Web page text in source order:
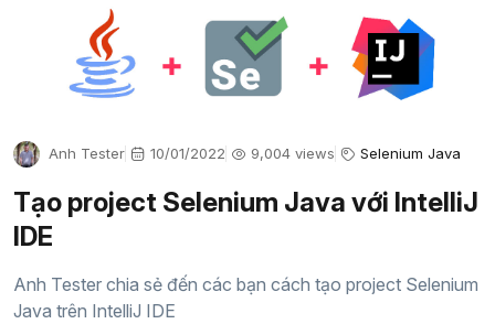
Anh Tester 10/01/2022 9,004 views Selenium Java
Tạo project Selenium Java với IntelliJ
IDE
Anh Tester chia sẻ đến các bạn cách tạo project Selenium
Java trên IntelliJ IDE